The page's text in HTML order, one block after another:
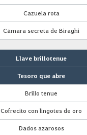
Cazuela rota
Cámara secreta de Biraghi
Llave brillotenue
Tesoro que abre
Brillo tenue
Cofrecito con lingotes de oro
Dados azarosos